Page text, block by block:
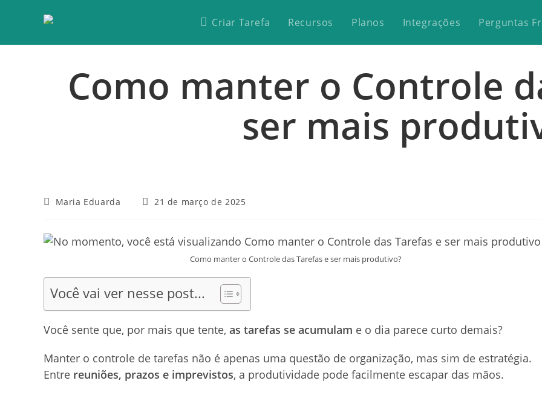
Criar Tarefa Recursos Planos Integrações Perguntas
Como manter o Controle
ser mais
Maria Eduarda 21 de março de 2025
Como manter o Controle das Tarefas e ser mais produtivo?
Você vai ver nesse post...
Você sente que, por mais que tente, as tarefas se acumulam e o dia parece curto demais?
Manter o controle de tarefas não é apenas uma questão de organização, mas sim de estratégia.
Entre reuniões, prazos e imprevistos, a produtividade pode facilmente escapar das mãos.